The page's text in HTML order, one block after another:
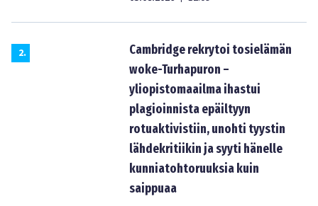
2.
Cambridge rekrytoi tosielämän
woke-Turhapuron –
yliopistomaailma ihastui
plagioinnista epäiltyyn
rotuaktivistiin, unohti tyystin
lähdekritiikin ja syyti hänelle
kunniatohtoruuksia kuin
saippuaa